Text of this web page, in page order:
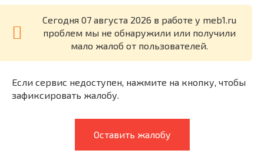
Cегодня 07 августа 2026 в работе у meb1.ru
проблем мы не обнаружили или получили
мало жалоб от пользователей.
Если сервис недоступен, нажмите на кнопку, чтобы
зафиксировать жалобу.
Оставить жалобу